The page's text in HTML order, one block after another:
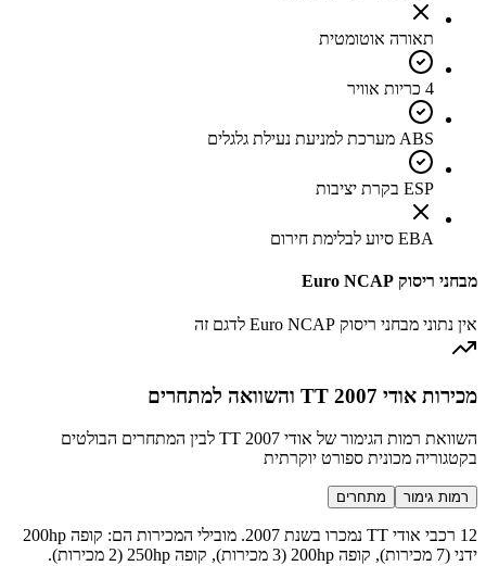
תאורה אוטומטית
4 כריות אוויר
ABS מערכת למניעת נעילת גלגלים
ESP בקרת יציבות
EBA סיוע לבלימת חירום
מבחני ריסוק Euro NCAP
אין נתוני מבחני ריסוק Euro NCAP לדגם זה
מכירות אודי TT 2007 והשוואה למתחרים
השוואת רמות הגימור של אודי TT 2007 לבין המתחרים הבולטים
בקטגוריה מכונית ספורט יוקרתית
רמות גימור מתחרים
12 רכבי אודי TT נמכרו בשנת 2007. מובילי המכירות הם: קופה 200hp
ידני (7 מכירות), קופה 200hp (3 מכירות), קופה 250hp (2 מכירות).